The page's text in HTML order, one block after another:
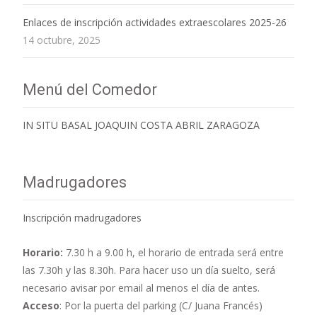
Enlaces de inscripción actividades extraescolares 2025-26
14 octubre, 2025
Menú del Comedor
IN SITU BASAL JOAQUIN COSTA ABRIL ZARAGOZA
Madrugadores
Inscripción madrugadores
Horario: 7.30 h a 9.00 h, el horario de entrada será entre
las 7.30h y las 8.30h. Para hacer uso un día suelto, será
necesario avisar por email al menos el día de antes.
Acceso: Por la puerta del parking (C/ Juana Francés)